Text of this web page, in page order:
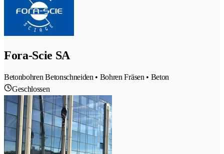
Fora-Scie SA
Betonbohren Betonschneiden • Bohren Fräsen • Beton
Geschlossen